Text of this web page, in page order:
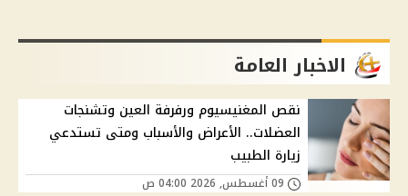
الاخبار العامة
نقص المغنيسيوم ورفرفة العين وتشنجات
العضلات.. الأعراض والأسباب ومتى تستدعي
زيارة الطبيب